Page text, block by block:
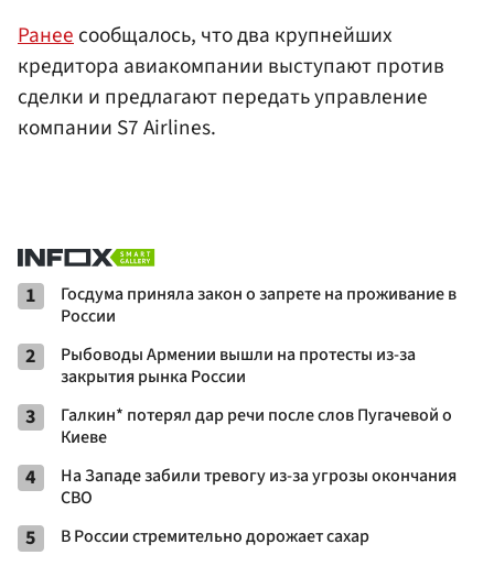
Ранее сообщалось, что два крупнейших
кредитора авиакомпании выступают против
сделки и предлагают передать управление
компании S7 Airlines.
1
Госдума приняла закон о запрете на проживание в
России
2
Рыбоводы Армении вышли на протесты из-за
закрытия рынка России
3
Галкин* потерял дар речи после слов Пугачевой о
Киеве
4
На Западе забили тревогу из-за угрозы окончания
СВО
5 В России стремительно дорожает сахар